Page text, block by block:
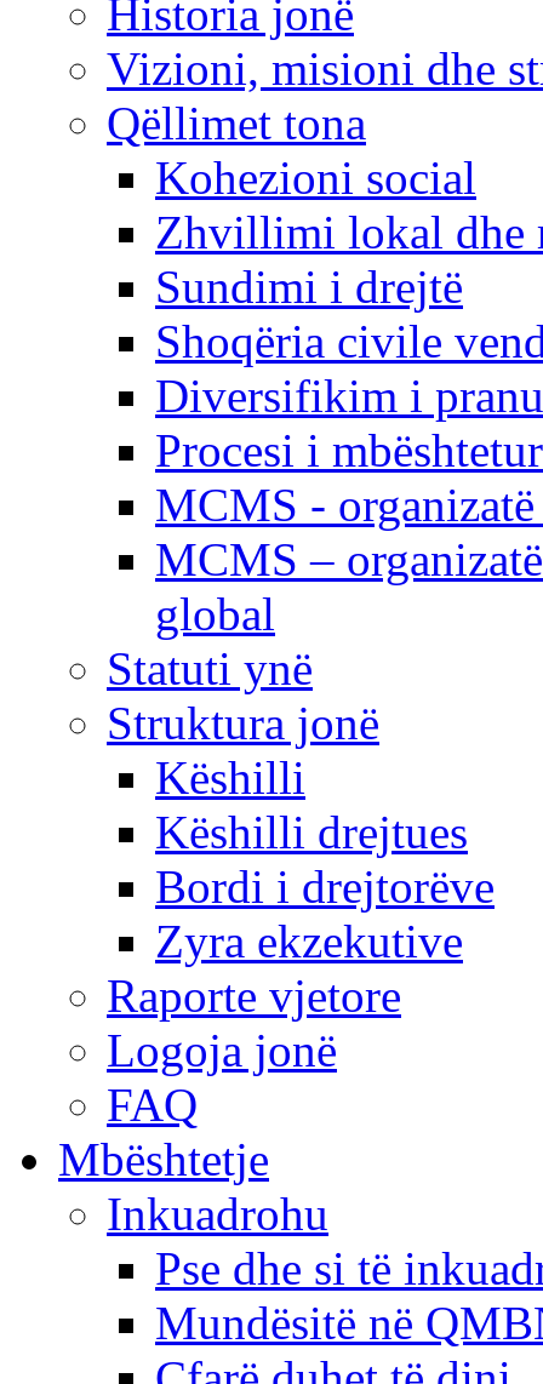
Historia jonë
Vizioni, misioni dhe
Qëllimet tona
Kohezioni social
Zhvillimi lokal dhe
Sundimi i drejtë
Shoqëria civile
Diversifikim i
Procesi i
MCMS -
MCMS –
global
Statuti ynë
Struktura jonë
Këshilli
Këshilli drejtues
Bordi i drejtorëve
Zyra ekzekutive
Raporte vjetore
Logoja jonë
FAQ
Mbështetje
Inkuadrohu
Pse dhe si të
Mundësitë në